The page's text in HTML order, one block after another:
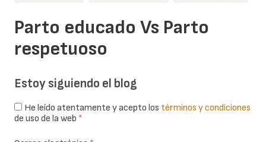
Parto educado Vs Parto
respetuoso
Estoy siguiendo el blog
He leído atentamente y acepto los términos y condiciones
de uso de la web *